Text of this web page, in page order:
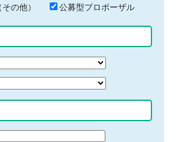
の他）
公募型プロポーザル